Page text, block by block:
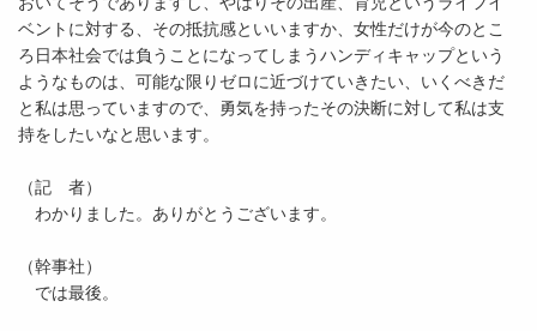
ベントに対する、その抵抗感といいますか、女性だけが今のとこ
ろ日本社会では負うことになってしまうハンディキャップという
ようなものは、可能な限りゼロに近づけていきたい、いくべきだ
と私は思っていますので、勇気を持ったその決断に対して私は支
持をしたいなと思います。
（記 者）
わかりました。ありがとうございます。
（幹事社）
では最後。